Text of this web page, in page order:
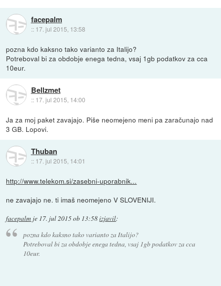
facepalm
:: 17. jul 2015, 13:58
pozna kdo kaksno tako varianto za Italijo?
Potreboval bi za obdobje enega tedna, vsaj 1gb podatkov za cca
10eur.
Bellzmet
:: 17. jul 2015, 14:00
Ja za moj paket zavajajo. Piše neomejeno meni pa zaračunajo nad
3 GB. Lopovi.
Thuban
:: 17. jul 2015, 14:01
http://www.telekom.si/zasebni-uporabnik...
ne zavajajo ne. ti imaš neomejeno V SLOVENIJI.
facepalm je 17. jul 2015 ob 13:58izjavil:
pozna kdo kaksno tako varianto za Italijo?
Potreboval bi za obdobje enega tedna, vsaj 1gb podatkov za cca
10eur.